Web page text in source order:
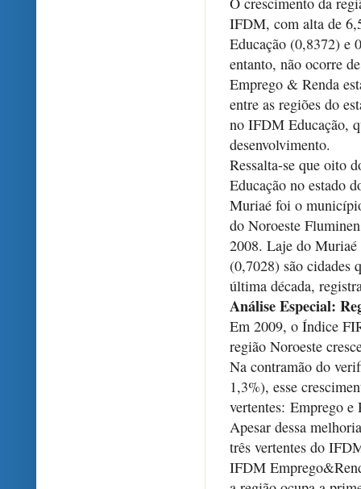
IFDM, com alta de
Educação (0,8372) e
entanto, não ocorre
Emprego & Renda
entre as regiões do
no IFDM Educação,
desenvolvimento.
Ressalta-se que oito
Educação no estado
Muriaé foi o
do Noroeste
2008. Laje do
(0,7028) são cidades
última década,
Análise Especial:
Em 2009, o Índice
região Noroeste
Na contramão do
1,3%), esse
vertentes: Emprego
Apesar dessa
três vertentes do
IFDM